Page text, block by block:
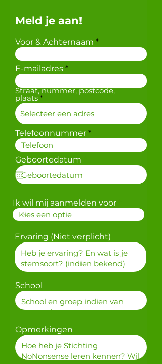
Meld je aan!
Voor & Achternaam
E-mailadres
Straat, nummer, postcode,
plaats
Telefoonnummer
Geboortedatum
e
u
r
e
Ik wil mij aanmelden voor
Ervaring (Niet verplicht)
School
Opmerkingen